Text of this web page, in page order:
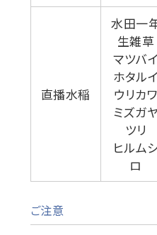
直播水稲
水田一
生雑草
マツバイ
ホタルイ
ウリカワ
ミズガ
ツリ
ヒルム
ロ
ご注意